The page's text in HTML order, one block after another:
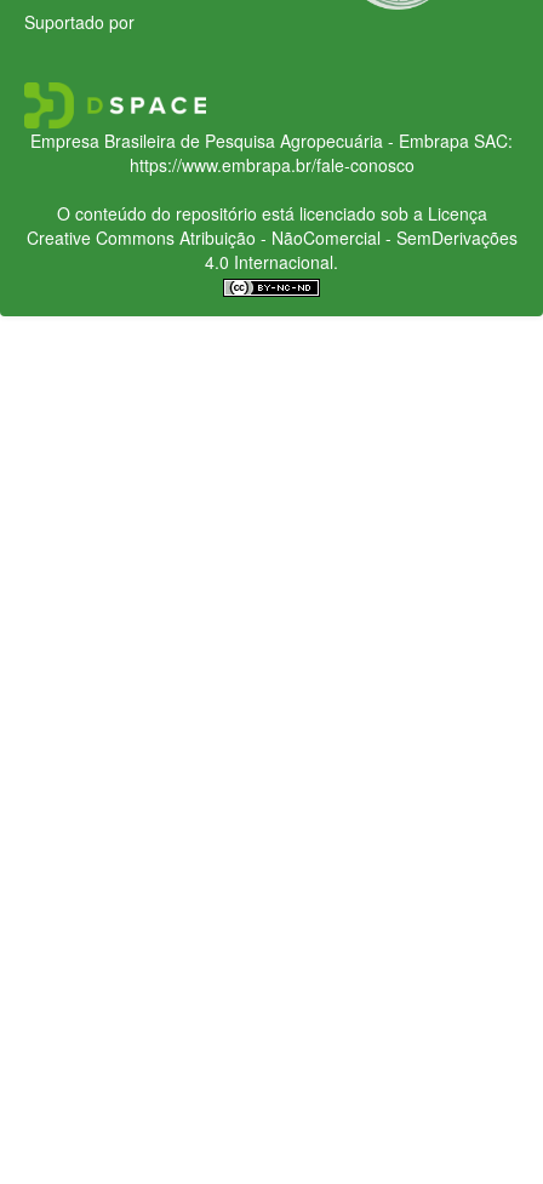
Suportado por
Empresa Brasileira de Pesquisa Agropecuária - Embrapa SAC:
https://www.embrapa.br/fale-conosco
O conteúdo do repositório está licenciado sob a Licença
Creative CommonsAtribuição - NãoComercial - SemDerivações
4.0 Internacional.